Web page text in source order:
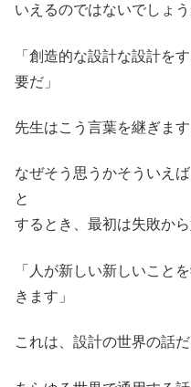
いえるのではないでしょう
「創造的な設計な設計を
要だ」
先生はこう言葉を継ぎます
なぜそう思うかそういえ
と
するとき、最初は失敗か
「人が新しい新しいこと
きます」
これは、設計の世界の話